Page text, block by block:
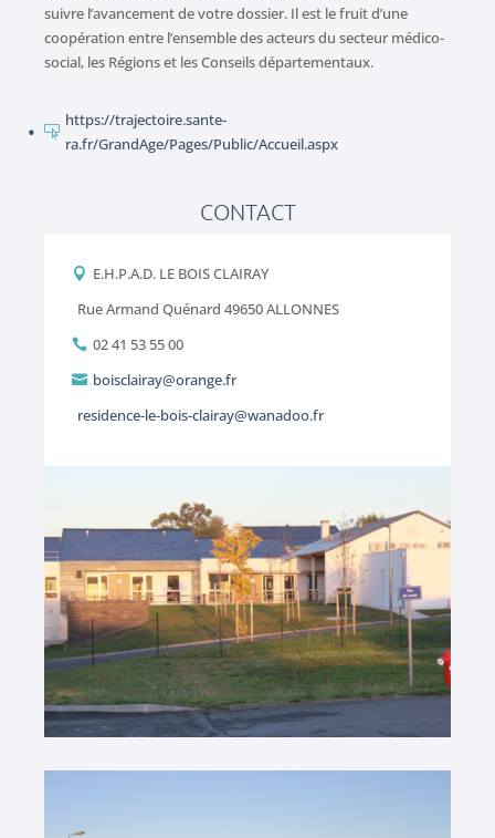
suivre l’avancement de votre dossier. Il est le fruit d’une
coopération entre l’ensemble des acteurs du secteur médico-
social, les Régions et les Conseils départementaux.

https://trajectoire.sante-
ra.fr/GrandAge/Pages/Public/Accueil.aspx
CONTACT
 E.H.P.A.D. LE BOIS CLAIRAY
Rue Armand Quénard 49650 ALLONNES
 02 41 53 55 00
 boisclairay@orange.fr
residence-le-bois-clairay@wanadoo.fr